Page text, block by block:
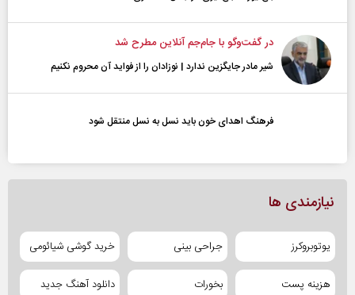
در گفت‌و‌گو با جام‌جم آنلاین مطرح شد
شیر مادر جایگزین ندارد | نوزادان را از فواید آن محروم نکنیم
فرهنگ اهدای خون باید نسل به نسل منتقل شود
نیازمندی ها
یوتوبروکرز جراحی بینی خرید گوشی شیائومی
هزینه پست بخورات دانلود آهنگ جدید